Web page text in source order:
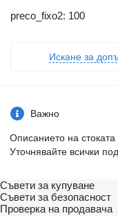
preco_fixo2: 100
Искане за
Важно
Описанието на
Уточнявайте всички
Съвети за купуване
Съвети за безопасност
Проверка на продавача